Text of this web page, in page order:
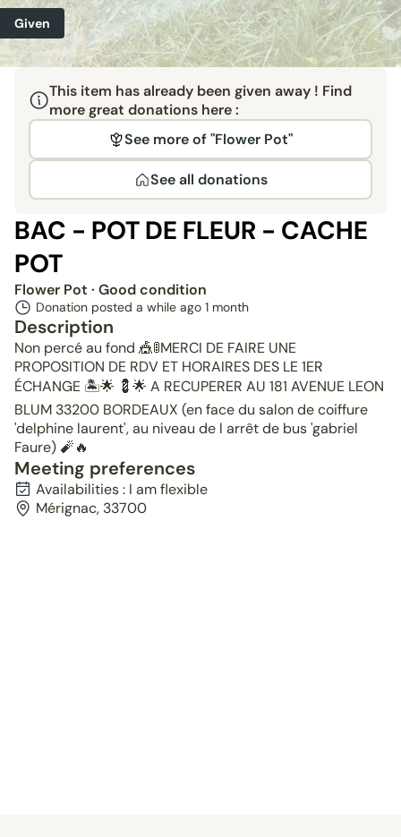
Given
This item has already been given away ! Find
more great donations here :
See more of "Flower Pot"
See all donations
BAC - POT DE FLEUR - CACHE
POT
Flower Pot · Good condition
Donation posted a while ago 1 month
Description
Non percé au fond 🎪🚦MERCI DE FAIRE UNE
PROPOSITION DE RDV ET HORAIRES DES LE 1ER
ÉCHANGE 🏝🌟 💈🌟 A RECUPERER AU 181 AVENUE LEON
BLUM 33200 BORDEAUX (en face du salon de coiffure
'delphine laurent', au niveau de l arrêt de bus 'gabriel
Faure) 🧨🔥
Meeting preferences
Availabilities : I am flexible
Mérignac, 33700